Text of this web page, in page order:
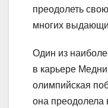
преодолеть
многих
Один из
в карьере
олимпийская
она преодолела